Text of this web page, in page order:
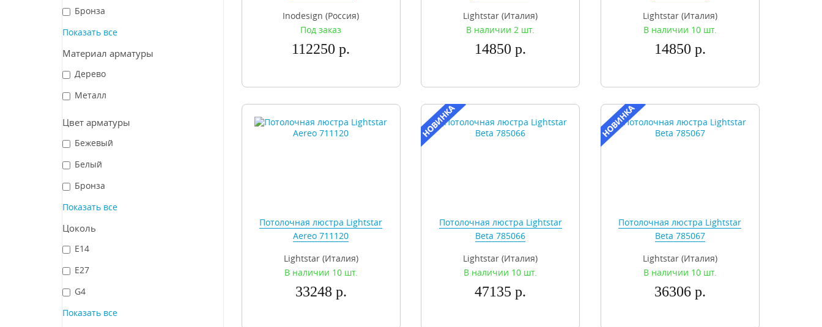
Бронза
Показать все
Материал арматуры
Дерево
Металл
Цвет арматуры
Бежевый
Белый
Бронза
Показать все
Цоколь
E14
E27
G4
Показать все
Inodesign (Россия)
Под заказ
112250 р.
Lightstar (Италия)
В наличии 2 шт.
14850 р.
Lightstar (Италия)
В наличии 10 шт.
14850 р.
Потолочная люстра Lightstar
Aereo 711120
Lightstar (Италия)
В наличии 10 шт.
33248 р.
Потолочная люстра Lightstar
Beta 785066
Lightstar (Италия)
В наличии 10 шт.
47135 р.
Потолочная люстра Lightstar
Beta 785067
Lightstar (Италия)
В наличии 10 шт.
36306 р.